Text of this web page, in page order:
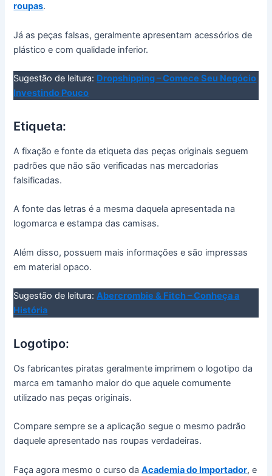
roupas.
Já as peças falsas, geralmente apresentam acessórios de
plástico e com qualidade inferior.
Sugestão de leitura: Dropshipping – Comece Seu Negócio
Investindo Pouco
Etiqueta:
A fixação e fonte da etiqueta das peças originais seguem
padrões que não são verificadas nas mercadorias
falsificadas.
A fonte das letras é a mesma daquela apresentada na
logomarca e estampa das camisas.
Além disso, possuem mais informações e são impressas
em material opaco.
Sugestão de leitura:Abercrombie & Fitch – Conheça a
História
Logotipo:
Os fabricantes piratas geralmente imprimem o logotipo da
marca em tamanho maior do que aquele comumente
utilizado nas peças originais.
Compare sempre se a aplicação segue o mesmo padrão
daquele apresentado nas roupas verdadeiras.
Faça agora mesmo o curso daAcademia do Importador, e